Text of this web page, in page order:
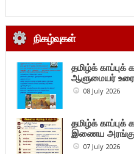
நிகழ்வுகள்
தமிழ்க்
ஆளுமையர்
08 July 2026
தமிழ்க் காப்புக்
இணைய அரங்கு
07 July 2026